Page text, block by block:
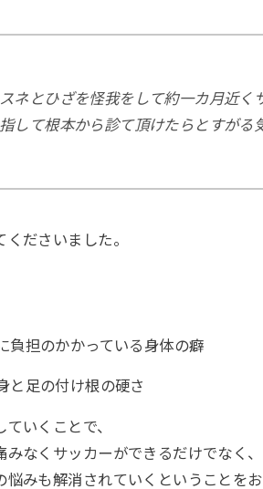
スネとひざを怪我をして約一カ月近
指して根本から診て頂けたらとすがる
くださいました。
負担のかかっている身体の癖
と足の付け根の硬さ
ていくことで、
みなくサッカーができるだけでなく、
悩みも解消されていくということをお